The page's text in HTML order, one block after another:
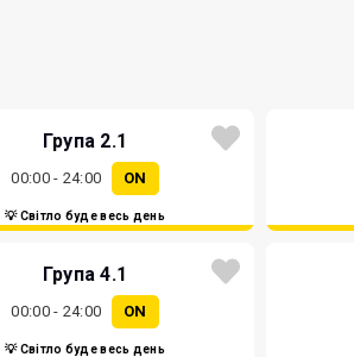
Група 2.1
00:00 - 24:00 ON
💡 Світло буде весь день
Група 4.1
00:00 - 24:00 ON
💡 Світло буде весь день